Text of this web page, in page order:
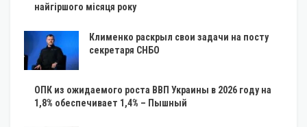
найгіршого місяця року
Клименко раскрыл свои задачи на посту
секретаря СНБО
ОПК из ожидаемого роста ВВП Украины в 2026 году на
1,8% обеспечивает 1,4% – Пышный